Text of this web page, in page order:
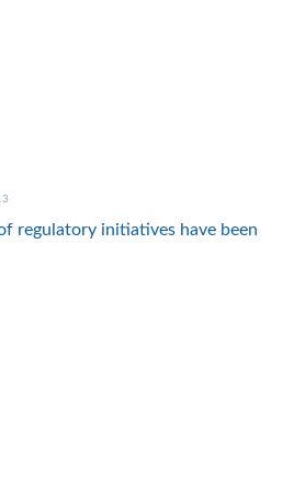
regulatory initiatives have been